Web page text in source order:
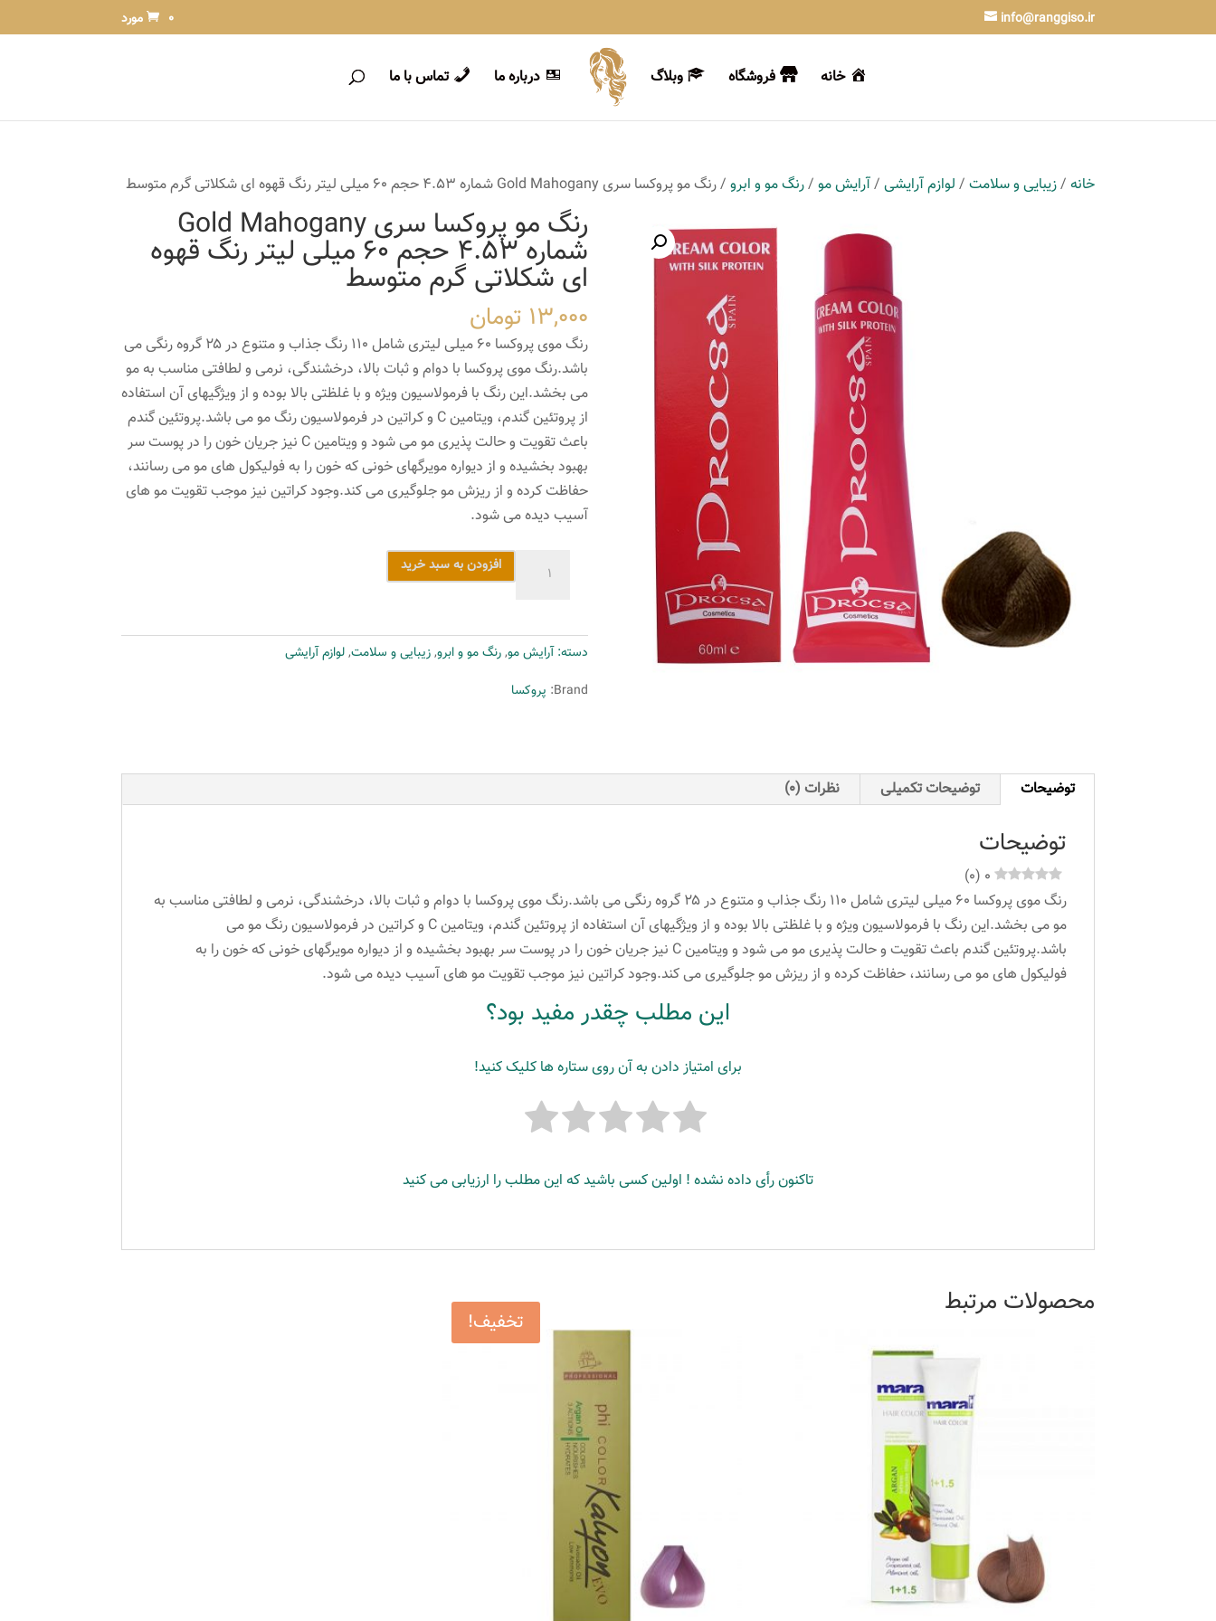
info@ranggiso.ir 0 مورد
خانه فروشگاه وبلاگ درباره ما تماس با ما
خانه /زیبایی و سلامت / لوازم آرایشی /آرایش مو /رنگ مو و ابرو / رنگ مو پروکسا سری Gold Mahogany شماره 4.53 حجم 60 میلی لیتر رنگ قهوه ای شکلاتی گرم متوسط
رنگ مو پروکسا سری Gold Mahogany
شماره 4.53 حجم 60 میلی لیتر رنگ قهوه
ای شکلاتی گرم متوسط
13,000 تومان
رنگ موی پروکسا ۶۰ میلی لیتری شامل ۱۱۰ رنگ جذاب و متنوع در ۲۵ گروه رنگی می
باشد.رنگ موی پروکسا با دوام و ثبات بالا، درخشندگی، نرمی و لطافتی مناسب به مو
می بخشد.این رنگ با فرمولاسیون ویژه و با غلظتی بالا بوده و از ویژگیهای آن استفاده
از پروتئین گندم، ویتامین C و کراتین در فرمولاسیون رنگ مو می باشد.پروتئین گندم
باعث تقویت و حالت پذیری مو می شود و ویتامین C نیز جریان خون را در پوست سر
بهبود بخشیده و از دیواره مویرگهای خونی که خون را به فولیکول های مو می رسانند،
حفاظت کرده و از ریزش مو جلوگیری می کند.وجود کراتین نیز موجب تقویت مو های
آسیب دیده می شود.
سری
Gold
Mahogany
60
میلی
ای
شکلاتی
گرم
متوسط
عدد
افزودن به سبد خرید
دسته:آرایش مو,رنگ مو و ابرو,زیبایی و سلامت,لوازم آرایشی
Brand: پروکسا
توضیحات توضیحات تکمیلی نظرات (0)
توضیحات
0
(
0
)
رنگ موی پروکسا ۶۰ میلی لیتری شامل ۱۱۰ رنگ جذاب و متنوع در ۲۵ گروه رنگی می باشد.رنگ موی پروکسا با دوام و ثبات بالا، درخشندگی، نرمی و لطافتی مناسب به
مو می بخشد.این رنگ با فرمولاسیون ویژه و با غلظتی بالا بوده و از ویژگیهای آن استفاده از پروتئین گندم، ویتامین C و کراتین در فرمولاسیون رنگ مو می
باشد.پروتئین گندم باعث تقویت و حالت پذیری مو می شود و ویتامین C نیز جریان خون را در پوست سر بهبود بخشیده و از دیواره مویرگهای خونی که خون را به
فولیکول های مو می رسانند، حفاظت کرده و از ریزش مو جلوگیری می کند.وجود کراتین نیز موجب تقویت مو های آسیب دیده می شود.
این مطلب چقدر مفید بود؟
برای امتیاز دادن به آن روی ستاره ها کلیک کنید!
تاکنون رأی داده نشده ! اولین کسی باشید که این مطلب را ارزیابی می کنید
محصولات مرتبط
تخفیف!